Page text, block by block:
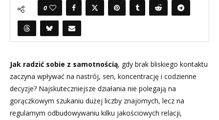
0
Jak radzić sobie z samotnością, gdy brak bliskiego kontaktu
zaczyna wpływać na nastrój, sen, koncentrację i codzienne
decyzje? Najskuteczniejsze działania nie polegają na
gorączkowym szukaniu dużej liczby znajomych, lecz na
regularnym odbudowywaniu kilku jakościowych relacji,